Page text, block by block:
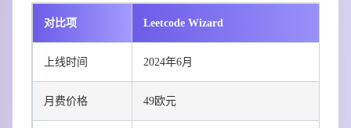
对比项 Leetcode Wizard
上线时间 2024年6月
月费价格 49欧元